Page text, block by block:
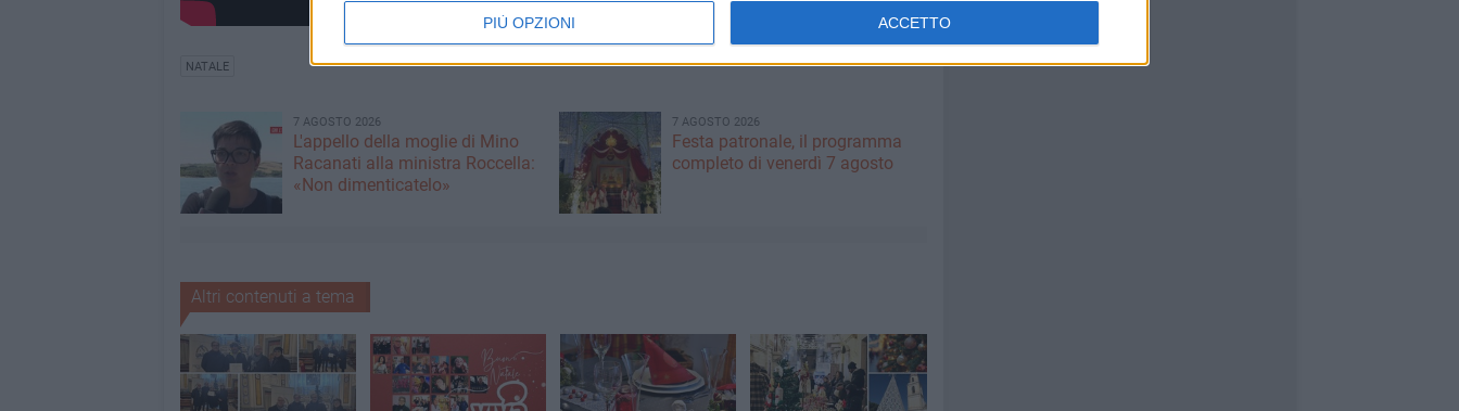
PIÙ OPZIONI ACCETTO
NATALE
7 AGOSTO 2026
L'appello della moglie di Mino
Racanati alla ministra Roccella:
«Non dimenticatelo»
7 AGOSTO 2026
Festa patronale, il programma
completo di venerdì 7 agosto
Altri contenuti a tema